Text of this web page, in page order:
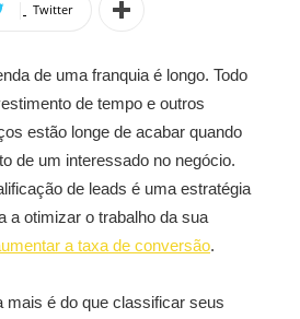
Twitter
de uma franquia é longo. Todo
de tempo e outros
estão longe de acabar quando
de um interessado no negócio.
de leads é uma estratégia
a otimizar o trabalho da sua
a taxa de conversão.
mais é do que classificar seus